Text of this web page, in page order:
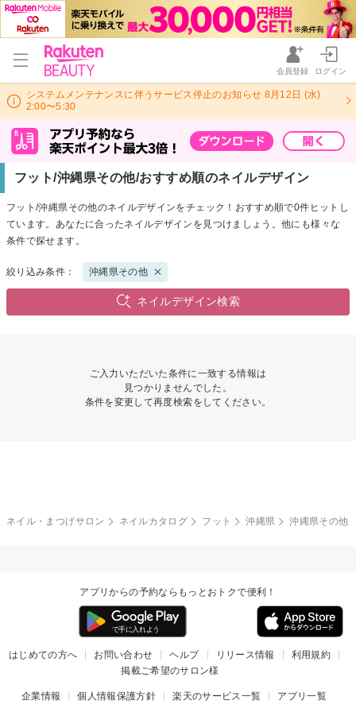
会員登録 ログイン
システムメンテナンスに伴うサービス停止のお知らせ 8月12日 (水)
2:00〜5:30
フット/沖縄県その他/おすすめ順のネイルデザイン
フット/沖縄県その他のネイルデザインをチェック！おすすめ順で0件ヒットし
ています。あなたに合ったネイルデザインを見つけましょう。他にも様々な
条件で探せます。
絞り込み条件： 沖縄県その他
ネイルデザイン検索
ご入力いただいた条件に一致する情報は
見つかりませんでした。
条件を変更して再度検索をしてください。
ネイル・まつげサロン ネイルカタログ フット 沖縄県 沖縄県その他
アプリからの予約ならもっとおトクで便利！
はじめての方へ お問い合わせ ヘルプ リリース情報
利用規約
掲載ご希望のサロン様
企業情報 個人情報保護方針 楽天のサービス一覧 アプリ一覧